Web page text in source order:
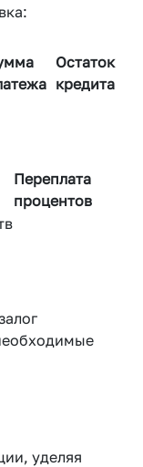
Остаток
кредита
Переплата
процентов
уделяя